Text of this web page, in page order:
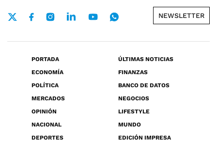
NEWSLETTER
PORTADA
ÚLTIMAS NOTICIAS
ECONOMÍA
FINANZAS
POLÍTICA
BANCO DE DATOS
MERCADOS
NEGOCIOS
OPINIÓN
LIFESTYLE
NACIONAL
MUNDO
DEPORTES
EDICIÓN IMPRESA